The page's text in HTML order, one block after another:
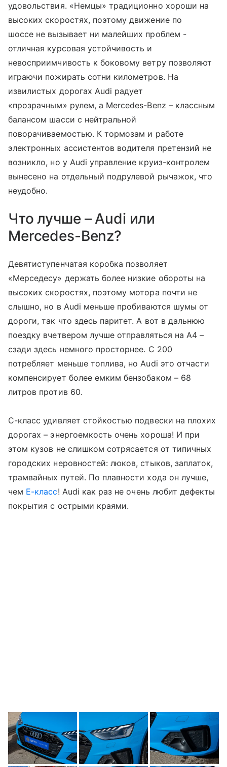
удовольствия. «Немцы» традиционно хороши на
высоких скоростях, поэтому движение по
шоссе не вызывает ни малейших проблем -
отличная курсовая устойчивость и
невосприимчивость к боковому ветру позволяют
играючи пожирать сотни километров. На
извилистых дорогах Audi радует
«прозрачным» рулем, а Mercedes-Benz – классным
балансом шасси с нейтральной
поворачиваемостью. К тормозам и работе
электронных ассистентов водителя претензий не
возникло, но у Audi управление круиз-контролем
вынесено на отдельный подрулевой рычажок, что
неудобно.
Что лучше – Audi или
Mercedes-Benz?
Девятиступенчатая коробка позволяет
«Мерседесу» держать более низкие обороты на
высоких скоростях, поэтому мотора почти не
слышно, но в Audi меньше пробиваются шумы от
дороги, так что здесь паритет. А вот в дальнюю
поездку вчетвером лучше отправляться на A4 –
сзади здесь немного просторнее. C 200
потребляет меньше топлива, но Audi это отчасти
компенсирует более емким бензобаком – 68
литров против 60.
C-класс удивляет стойкостью подвески на плохих
дорогах – энергоемкость очень хороша! И при
этом кузов не слишком сотрясается от типичных
городских неровностей: люков, стыков, заплаток,
трамвайных путей. По плавности хода он лучше,
чем Е-класс! Audi как раз не очень любит дефекты
покрытия с острыми краями.